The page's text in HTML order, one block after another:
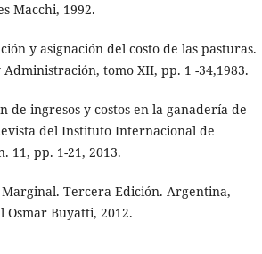
Macchi, 1992.
y asignación del costo de las pasturas.
tomo XII, pp. 1 -34,1983.
de ingresos y costos en la ganadería de
del Instituto Internacional de
11, pp. 1-21, 2013.
Marginal. Tercera Edición. Argentina,
Osmar Buyatti, 2012.